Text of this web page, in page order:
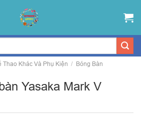
Thao Khác Và Phụ Kiện / Bóng Bàn
Yasaka Mark V